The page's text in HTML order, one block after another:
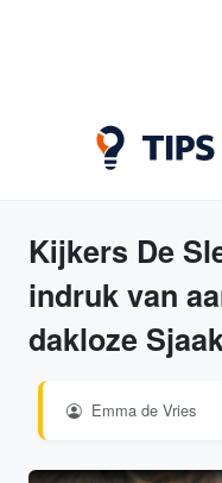
Kijkers De
indruk van
dakloze
Emma de Vries